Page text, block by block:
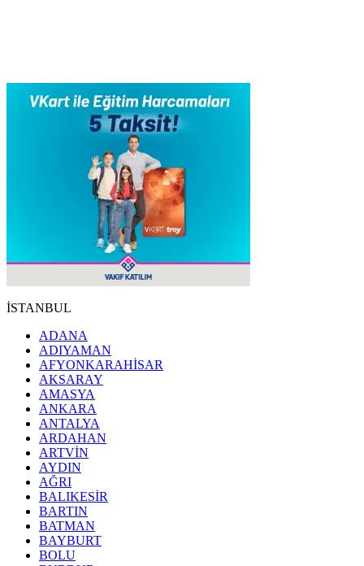
İSTANBUL
ADANA
ADIYAMAN
AFYONKARAHİSAR
AKSARAY
AMASYA
ANKARA
ANTALYA
ARDAHAN
ARTVİN
AYDIN
AĞRI
BALIKESİR
BARTIN
BATMAN
BAYBURT
BOLU